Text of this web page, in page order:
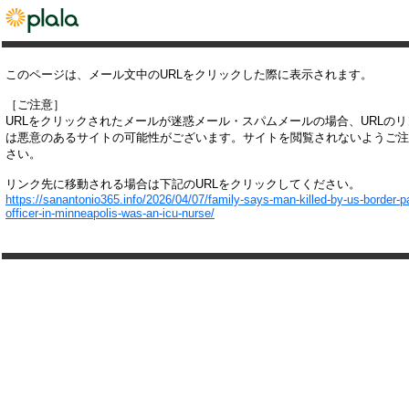
このページは、メール文中のURLをクリックした際に表示されます。
［ご注意］
URLをクリックされたメールが迷惑メール・スパムメールの場合、URLの
は悪意のあるサイトの可能性がございます。サイトを閲覧されないようご
さい。
リンク先に移動される場合は下記のURLをクリックしてください。
https://sanantonio365.info/2026/04/07/family-says-man-killed-by-us-border-
officer-in-minneapolis-was-an-icu-nurse/